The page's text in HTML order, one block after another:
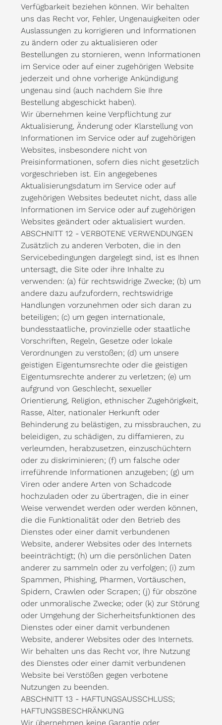
Verfügbarkeit beziehen können. Wir behalten
uns das Recht vor, Fehler, Ungenauigkeiten oder
Auslassungen zu korrigieren und Informationen
zu ändern oder zu aktualisieren oder
Bestellungen zu stornieren, wenn Informationen
im Service oder auf einer zugehörigen Website
jederzeit und ohne vorherige Ankündigung
ungenau sind (auch nachdem Sie Ihre
Bestellung abgeschickt haben).
Wir übernehmen keine Verpflichtung zur
Aktualisierung, Änderung oder Klarstellung von
Informationen im Service oder auf zugehörigen
Websites, insbesondere nicht von
Preisinformationen, sofern dies nicht gesetzlich
vorgeschrieben ist. Ein angegebenes
Aktualisierungsdatum im Service oder auf
zugehörigen Websites bedeutet nicht, dass alle
Informationen im Service oder auf zugehörigen
Websites geändert oder aktualisiert wurden.
ABSCHNITT 12 - VERBOTENE VERWENDUNGEN
Zusätzlich zu anderen Verboten, die in den
Servicebedingungen dargelegt sind, ist es Ihnen
untersagt, die Site oder ihre Inhalte zu
verwenden: (a) für rechtswidrige Zwecke; (b) um
andere dazu aufzufordern, rechtswidrige
Handlungen vorzunehmen oder sich daran zu
beteiligen; (c) um gegen internationale,
bundesstaatliche, provinzielle oder staatliche
Vorschriften, Regeln, Gesetze oder lokale
Verordnungen zu verstoßen; (d) um unsere
geistigen Eigentumsrechte oder die geistigen
Eigentumsrechte anderer zu verletzen; (e) um
aufgrund von Geschlecht, sexueller
Orientierung, Religion, ethnischer Zugehörigkeit,
Rasse, Alter, nationaler Herkunft oder
Behinderung zu belästigen, zu missbrauchen, zu
beleidigen, zu schädigen, zu diffamieren, zu
verleumden, herabzusetzen, einzuschüchtern
oder zu diskriminieren; (f) um falsche oder
irreführende Informationen anzugeben; (g) um
Viren oder andere Arten von Schadcode
hochzuladen oder zu übertragen, die in einer
Weise verwendet werden oder werden können,
die die Funktionalität oder den Betrieb des
Dienstes oder einer damit verbundenen
Website, anderer Websites oder des Internets
beeinträchtigt; (h) um die persönlichen Daten
anderer zu sammeln oder zu verfolgen; (i) zum
Spammen, Phishing, Pharmen, Vortäuschen,
Spidern, Crawlen oder Scrapen; (j) für obszöne
oder unmoralische Zwecke; oder (k) zur Störung
oder Umgehung der Sicherheitsfunktionen des
Dienstes oder einer damit verbundenen
Website, anderer Websites oder des Internets.
Wir behalten uns das Recht vor, Ihre Nutzung
des Dienstes oder einer damit verbundenen
Website bei Verstößen gegen verbotene
Nutzungen zu beenden.
ABSCHNITT 13 - HAFTUNGSAUSSCHLUSS;
HAFTUNGSBESCHRÄNKUNG
Wir übernehmen keine Garantie oder